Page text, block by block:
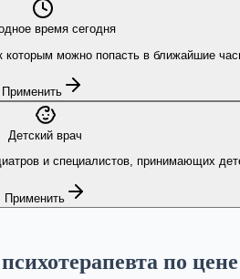
время сегодня
можно попасть в ближайшие
Применить
Детский врач
и специалистов, принимающих
Применить
по